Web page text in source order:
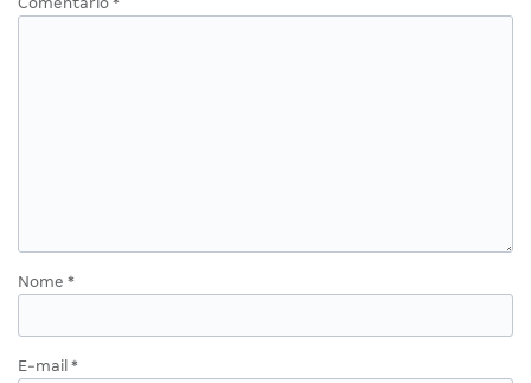
Nome *
E-mail *